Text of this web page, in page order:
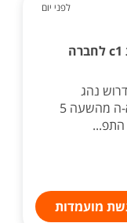
לפני יום
מקבלים משאית צמודה-נהג משאית c1 לחברה
נהג
משאית-מקבלים משאית צמודה. ימים א-ה מהשעה 5
מועמדות